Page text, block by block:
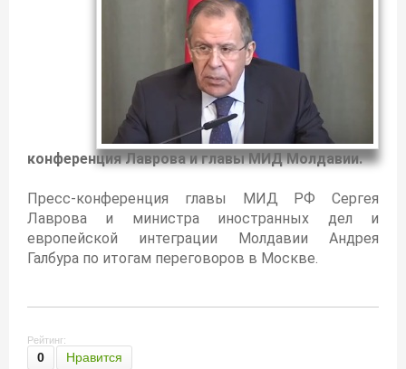
конференция Лаврова и главы МИД Молдавии.
Пресс-конференция главы МИД РФ Сергея
Лаврова и министра иностранных дел и
европейской интеграции Молдавии Андрея
Галбура по итогам переговоров в Москве.
Рейтинг:
0 Нравится